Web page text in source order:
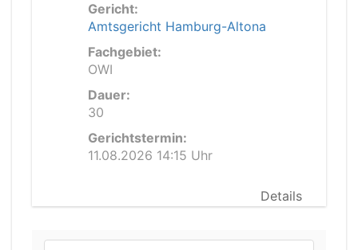
Gericht:
Amtsgericht Hamburg-Altona
Fachgebiet:
OWI
Dauer:
30
Gerichtstermin:
11.08.2026 14:15 Uhr
Details